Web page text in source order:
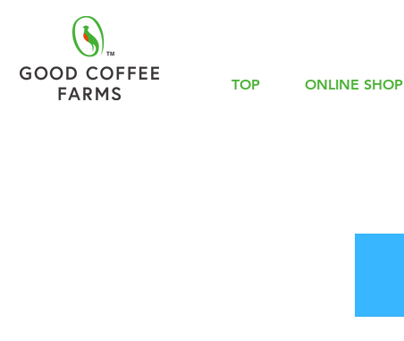
TOP ONLINE SHOP